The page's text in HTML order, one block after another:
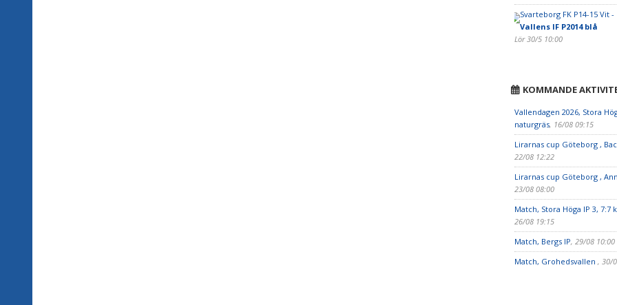
Svarteborg FK P14-15 Vit -
Vallens IF P2014 blå
Lör 30/5 10:00
KOMMANDE
Vallendagen 2026, Stora
naturgräs, 16/08 09:15
Lirarnas cup Göteborg ,
22/08 12:22
Lirarnas cup Göteborg ,
23/08 08:00
Match, Stora Höga IP 3, 7:7
26/08 19:15
Match, Bergs IP, 29/08 10:00
Match, Grohedsvallen , 30/